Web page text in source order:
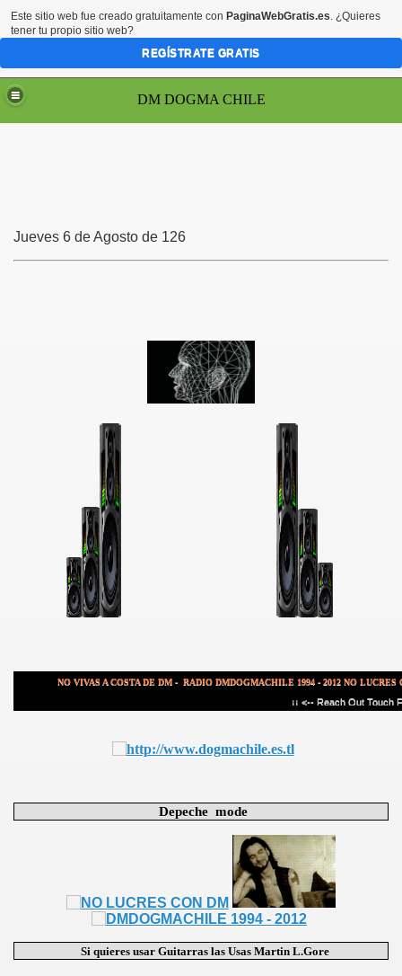
DM DOGMA CHILE
Jueves 6 de Agosto de 126
NO VIVAS A COSTA DE DM - RADIO DMDOGMACHILE 1994 - 2012 NO LUCRES
¡¡ <-- Reach Out Touch
Depeche mode
Si quieres usar Guitarras las Usas Martin L.Gore
Este sitio web fue creado gratuitamente con PaginaWebGratis.es. ¿Quieres
tener tu propio sitio web?
REGÍSTRATE GRATIS